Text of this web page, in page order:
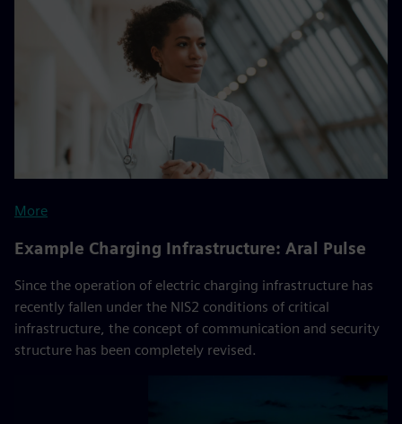
More
Example Charging Infrastructure: Aral Pulse
Since the operation of electric charging infrastructure has
recently fallen under the NIS2 conditions of critical
infrastructure, the concept of communication and security
structure has been completely revised.